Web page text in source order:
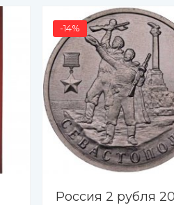
-14%
Россия 2 рубля